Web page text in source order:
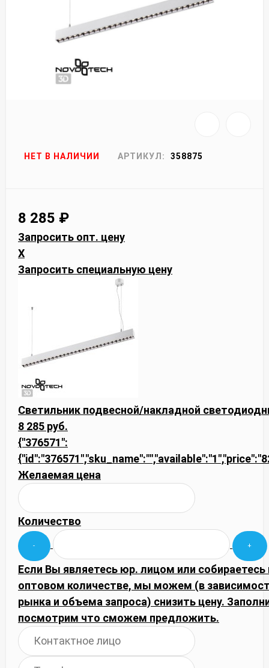
НЕТ В НАЛИЧИИ АРТИКУЛ: 358875
8 285 ₽
Запросить опт. цену
X
Запросить специальную цену
Светильник подвесной/накладной
8 285 руб.
{"376571":
Желаемая цена
Количество
Если Вы являетесь юр. лицом или собираетесь
оптовом количестве, мы можем (в
рынка и объема запроса) снизить цену.
посмотрим что сможем предложить.